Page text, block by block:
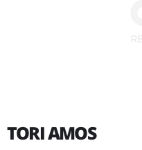
TORI AMOS